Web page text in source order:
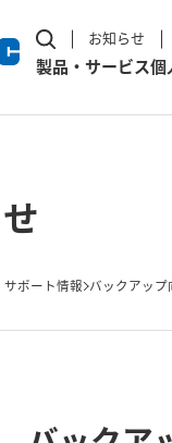
お知らせ
製品・サービス個
サポート情報 バックアッ